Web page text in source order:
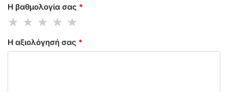
Η βαθμολογία σας *
Η αξιολόγησή σας *